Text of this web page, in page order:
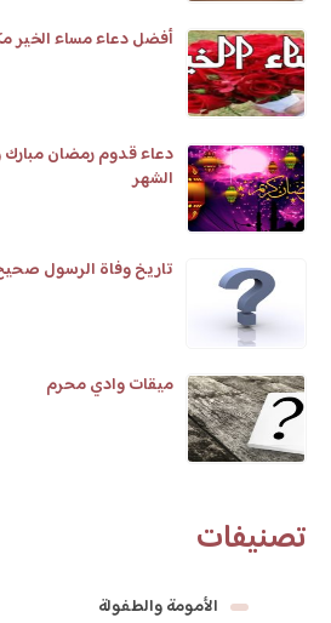
أفضل دعاء مساء الخير
دعاء قدوم رمضان
الشهر
تاريخ وفاة الرسول
ميقات وادي محرم
تصنيفات
الأمومة والطفولة